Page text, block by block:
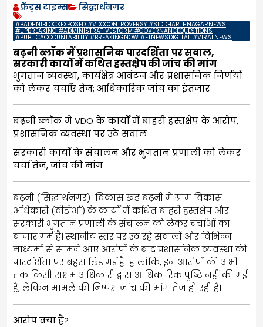
फ्रेंड्स टाइम्स सिद्धार्थनगर
#BADHNIBLOCKEXPOSED #VDOCONTROVERSY #SIDDHARTHNAGARNEWS
#UPBREAKING #ADMINISTRATIVESTORM #GOVERNANCEQUESTIONS
#PUBLICACCOUNTABILITY #BREAKINGNOW #FTNEWSDIGITAL #VIRALNEWS
बढ़नी ब्लॉक में प्रशासनिक पारदर्शिता पर सवाल,
सरकारी कार्यों में कथित हस्तक्षेप की जांच की मांग
भुगतान व्यवस्था, कार्यक्षेत्र आवंटन और प्रशासनिक निर्णयों
को लेकर चर्चाएं तेज; आधिकारिक जांच का इंतजार
बढ़नी ब्लॉक में VDO के कार्यों में बाहरी हस्तक्षेप के आरोप,
प्रशासनिक व्यवस्था पर उठे सवाल
सरकारी कार्यों के संचालन और भुगतान प्रणाली को लेकर
चर्चा तेज, जांच की मांग
बढ़नी (सिद्धार्थनगर)। विकास खंड बढ़नी में ग्राम विकास
अधिकारी (वीडीओ) के कार्यों में कथित बाहरी हस्तक्षेप और
सरकारी भुगतान प्रणाली के संचालन को लेकर चर्चाओं का
बाजार गर्म है। स्थानीय स्तर पर उठ रहे सवालों और विभिन्न
माध्यमों से सामने आए आरोपों के बाद प्रशासनिक व्यवस्था की
पारदर्शिता पर बहस छिड़ गई है। हालांकि, इन आरोपों की अभी
तक किसी सक्षम अधिकारी द्वारा आधिकारिक पुष्टि नहीं की गई
है, लेकिन मामले की निष्पक्ष जांच की मांग तेज हो रही है।
आरोप क्या हैं?